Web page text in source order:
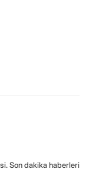
Son dakika haberleri